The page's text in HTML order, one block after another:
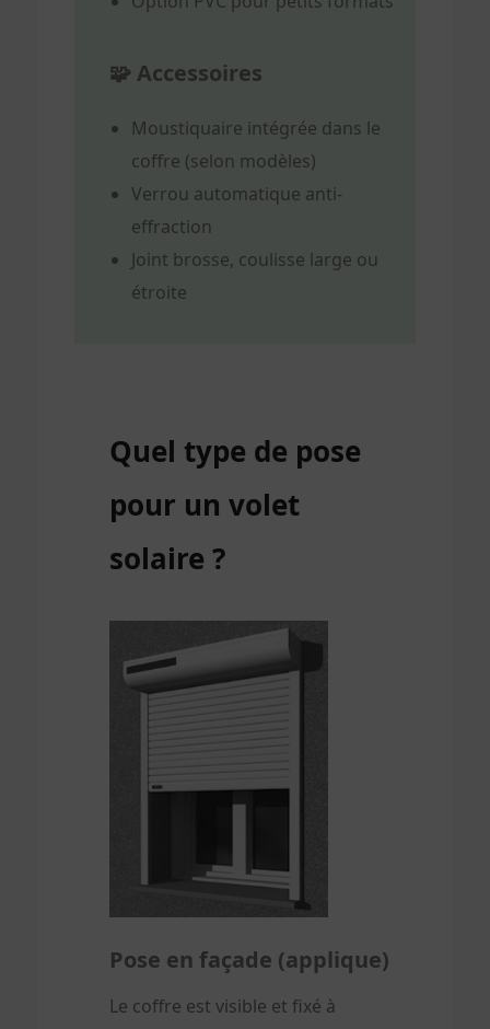
🧩 Accessoires
Moustiquaire intégrée dans le
coffre (selon modèles)
Verrou automatique anti-
effraction
Joint brosse, coulisse large ou
étroite
Quel type de pose
pour un volet
solaire ?
Pose en façade (applique)
Le coffre est visible et fixé à